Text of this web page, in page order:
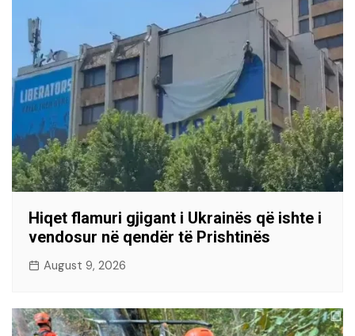
Hiqet flamuri gjigant i Ukrainës që ishte i
vendosur në qendër të Prishtinës
August 9, 2026